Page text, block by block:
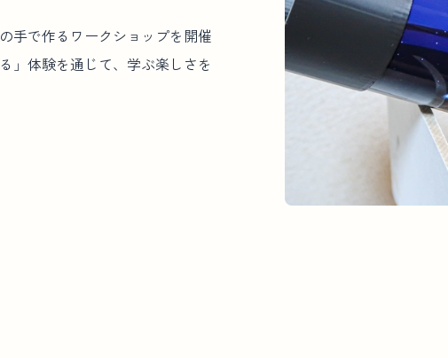
手で作るワークショップを開催
」体験を通じて、学ぶ楽しさを